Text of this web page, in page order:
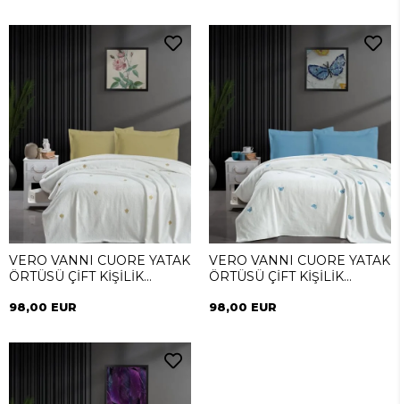
VERO VANNI CUORE YATAK
ÖRTÜSÜ ÇİFT KİŞİLİK
98,00 EUR
VERO VANNI CUORE YATAK
ÖRTÜSÜ ÇİFT KİŞİLİK
98,00 EUR